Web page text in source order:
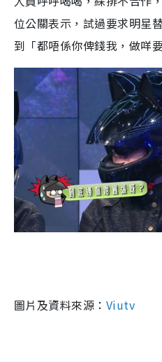
位公關表示，試過要求明星
到「都唔係你俾錢我，做咩
圖片及資料來源： Viutv